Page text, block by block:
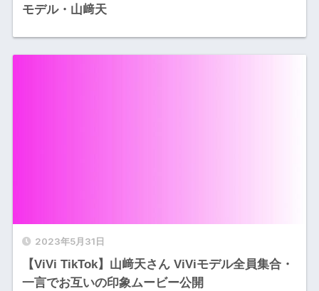
モデル・山﨑天
2023年5月31日
【ViVi TikTok】山﨑天さん ViViモデル全員集合・
一言でお互いの印象ムービー公開